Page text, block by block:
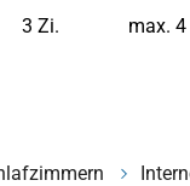
3 Zi. max.